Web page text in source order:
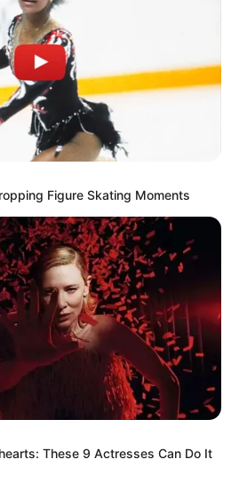
Figure Skating Moments
These 9 Actresses Can Do It